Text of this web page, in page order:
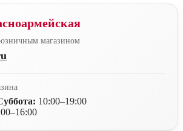
магазином
10:00–19:00